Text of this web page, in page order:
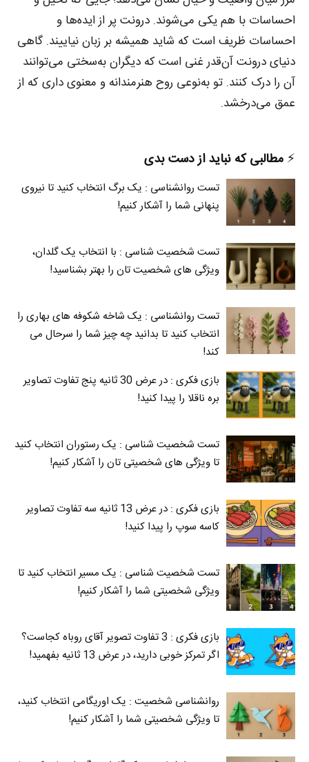
احساسات با هم یکی می‌شوند. درونت پر از ایده‌ها و
احساسات ظریف است که شاید همیشه بر زبان نیاییند. گاهی
دنیای درونت آن‌قدر غنی است که دیگران به‌سختی می‌توانند
آن را درک کنند. تو به‌نوعی روح هنرمندانه و معنوی داری که از
عمق می‌درخشد.
⚡️ مطالبی که نباید از دست بدی
تست روانشناسی : یک برگ انتخاب کنید تا نیروی
پنهانی شما را آشکار کنیم!
تست شخصیت شناسی : با انتخاب یک گلدان،
ویژگی های شخصیت تان را بهتر بشناسید!
تست روانشناسی : یک شاخه شکوفه های بهاری را
انتخاب کنید تا بدانید چه چیز شما را سرحال می‌
کند!
بازی فکری : در عرض 30 ثانیه پنج تفاوت تصاویر
بره ناقلا را پیدا کنید!
تست شخصیت شناسی : یک رستوران انتخاب کنید
تا ویژگی های شخصیتی تان را آشکار کنیم!
بازی فکری : در عرض 13 ثانیه سه تفاوت تصاویر
کاسه‌ سوپ را پیدا کنید!
تست شخصیت شناسی : یک مسیر انتخاب کنید تا
ویژگی شخصیتی شما را آشکار کنیم!
بازی فکری : 3 تفاوت تصویر آقای روباه کجاست؟
اگر تمرکز خوبی دارید، در عرض 13 ثانیه بفهمید!
روانشناسی شخصیت : یک اوریگامی انتخاب کنید،
تا ویژگی شخصیتی شما را آشکار کنیم!